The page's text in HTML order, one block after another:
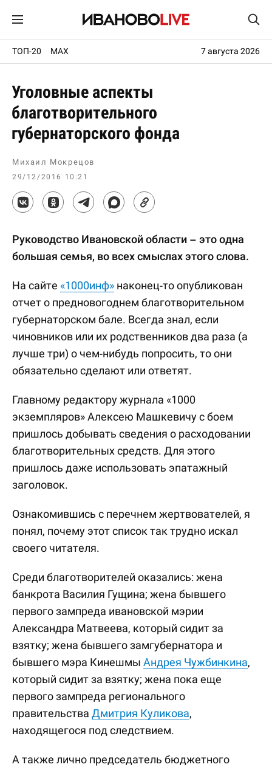
ТОП-20 MAX 7 августа 2026
Уголовные аспекты
благотворительного
губернаторского фонда
Михаил Мокрецов
29/12/2016 10:21
Руководство Ивановской области – это одна
большая семья, во всех смыслах этого слова.
На сайте «1000инф» наконец-то опубликован
отчет о предновогоднем благотворительном
губернаторском бале. Всегда знал, если
чиновников или их родственников два раза (а
лучше три) о чем-нибудь попросить, то они
обязательно сделают или ответят.
Главному редактору журнала «1000
экземпляров» Алексею Машкевичу с боем
пришлось добывать сведения о расходовании
благотворительных средств. Для этого
пришлось даже использовать эпатажный
заголовок.
Ознакомившись с перечнем жертвователей, я
понял, почему этот список так трудно искал
своего читателя.
Среди благотворителей оказались: жена
банкрота Василия Гущина; жена бывшего
первого зампреда ивановской мэрии
Александра Матвеева, который сидит за
взятку; жена бывшего замгубернатора и
бывшего мэра Кинешмы Андрея Чужбинкина,
который сидит за взятку; жена пока еще
первого зампреда регионального
правительства Дмитрия Куликова,
находящегося под следствием.
А также лично председатель бюджетного